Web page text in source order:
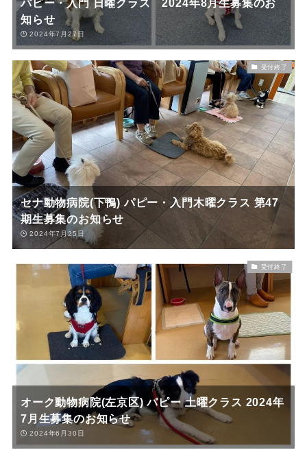
パピー・入門 日曜クラス 2024年8月生募集のお
知らせ
2024年7月27日
受付終了
セナ動物病院(下鴨) パピー・入門木曜クラス 第47
期生募集のお知らせ
2024年7月25日
受付終了
オーク動物病院(左京区) パピー 土曜クラス 2024年
7月生募集のお知らせ
2024年6月30日